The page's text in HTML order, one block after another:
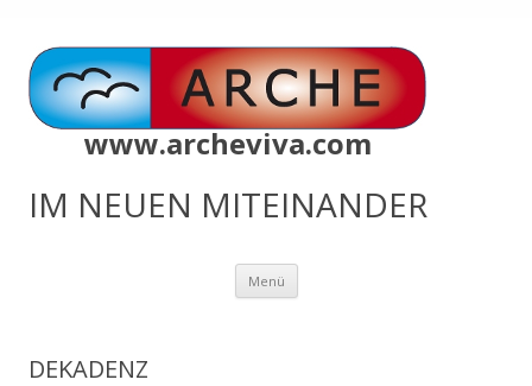
www.archeviva.com
IM NEUEN MITEINANDER
Menü Zum
springen
DEKADENZ